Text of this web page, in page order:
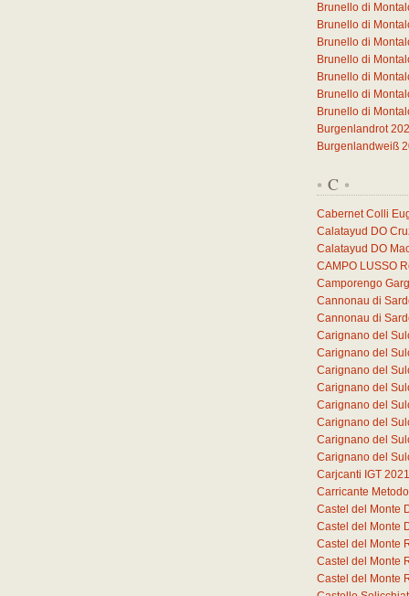
Brunello di
Brunello di
Brunello di
Brunello di
Brunello di
Brunello di
Brunello di
Burgenlandrot
Burgenlandweiß
* C *
Cabernet Colli
Calatayud DO
Calatayud DO
CAMPO LUSSO
Camporengo
Cannonau di
Cannonau di
Carignano del
Carignano del
Carignano del
Carignano del
Carignano del
Carignano del
Carignano del
Carignano del
Carjcanti IGT 2021
Carricante
Castel del Monte
Castel del Monte
Castel del Monte
Castel del Monte
Castel del Monte